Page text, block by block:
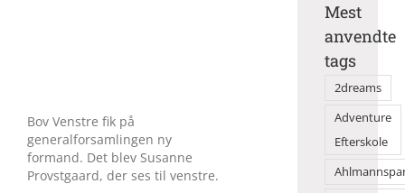
Bov Venstre fik på
generalforsamlingen ny
formand. Det blev Susanne
Provstgaard, der ses til venstre.
Mest
anvendte
tags
2dreams
Adventure
Efterskole